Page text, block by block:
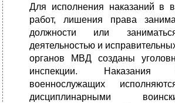
Для исполнения наказаний в
работ, лишения права
должности или
деятельностью и
органов МВД созданы
инспекции.
военнослужащих
дисциплинарными